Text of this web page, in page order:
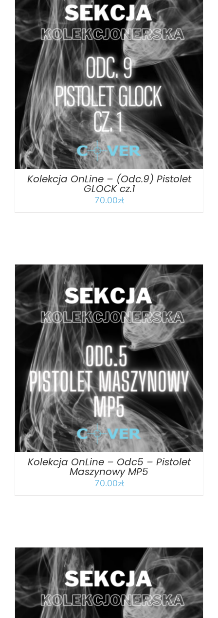
DODAJ DO KOSZYKA SZCZEGÓŁY
Kolekcja OnLine – (Odc.9) Pistolet
GLOCK cz.1
70.00zł
DODAJ DO KOSZYKA / SZCZEGÓŁY
Kolekcja OnLine – Odc5 – Pistolet
Maszynowy MP5
70.00zł